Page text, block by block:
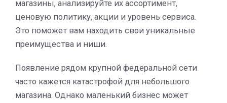
магазины, анализируйте их ассортимент,
ценовую политику, акции и уровень сервиса.
Это поможет вам находить свои уникальные
преимущества и ниши.
Появление рядом крупной федеральной сети
часто кажется катастрофой для небольшого
магазина. Однако маленький бизнес может